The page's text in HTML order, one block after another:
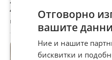
49,99 лв
гр. Пловдив, 18 юни
Отговорно
вашите данни
Ние и нашите
бисквитки и